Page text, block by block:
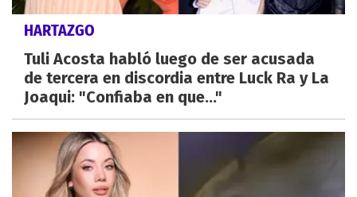
HARTAZGO
Tuli Acosta habló luego de ser acusada
de tercera en discordia entre Luck Ra y La
Joaqui: "Confiaba en que..."